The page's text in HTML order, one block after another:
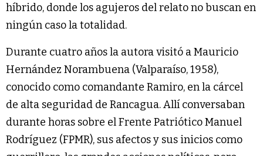
híbrido, donde los agujeros del relato no buscan en
ningún caso la totalidad.
Durante cuatro años la autora visitó a Mauricio
Hernández Norambuena (Valparaíso, 1958),
conocido como comandante Ramiro, en la cárcel
de alta seguridad de Rancagua. Allí conversaban
durante horas sobre el Frente Patriótico Manuel
Rodríguez (FPMR), sus afectos y sus inicios como